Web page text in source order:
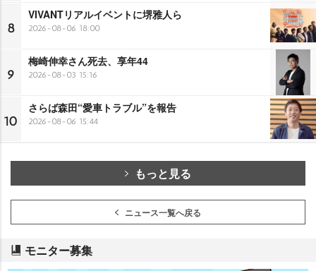
8
VIVANTリアルイベントに堺雅人ら
2026-08-06 18:00
9
梅崎伸幸さん死去、享年44
2026-08-03 15:16
10
さらば森田“愛車トラブル”を報告
2026-08-06 15:44
もっと見る
ニュース一覧へ戻る
モニター募集